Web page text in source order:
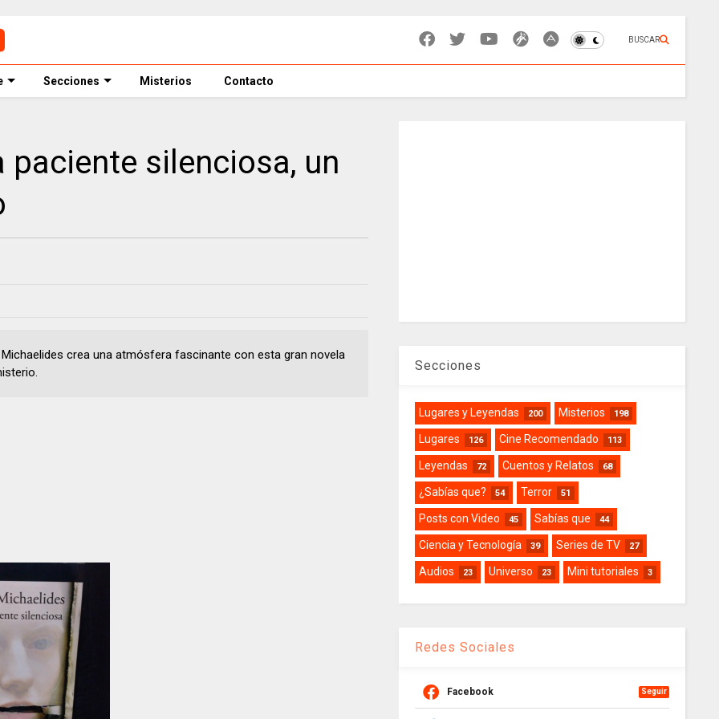
BUSCAR
Secciones Misterios Contacto
silenciosa, un
crea una atmósfera fascinante con esta gran novela
Secciones
Lugares y Leyendas 200 Misterios 198
Lugares 126 Cine Recomendado 113
Leyendas 72 Cuentos y Relatos 68
¿Sabías que? 54 Terror 51
Posts con Video 45 Sabías que 44
Ciencia y Tecnología 39 Series de TV 27
Audios 23 Universo 23 Mini tutoriales 3
Redes Sociales
Facebook Seguir